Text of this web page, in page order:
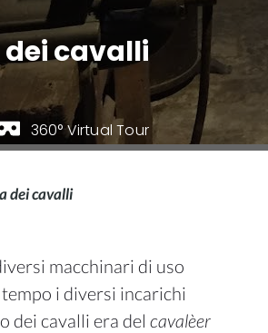
cavalli
360° Virtual Tour
dei cavalli
macchinari di uso
i diversi incarichi
dei cavalli era del cavalèer